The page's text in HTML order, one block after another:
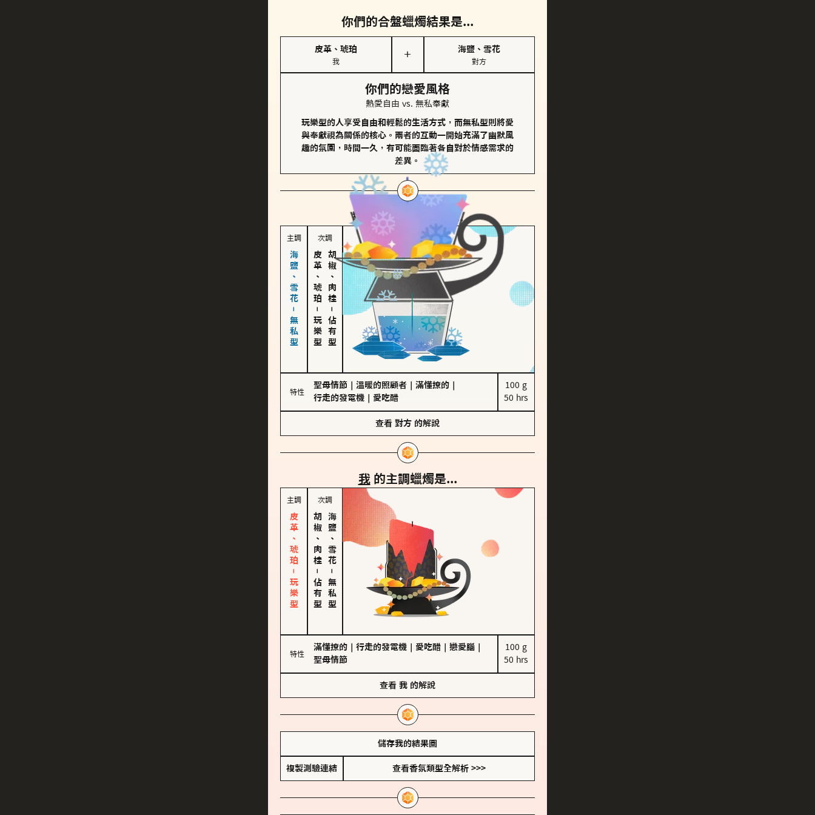
你們的合盤蠟燭結果是...
皮革、琥珀
我
＋
海鹽、雪花
對方
你們的戀愛風格
熱愛自由 vs. 無私奉獻
玩樂型的人享受自由和輕鬆的生活方式，而無私型則將愛
與奉獻視為關係的核心。兩者的互動一開始充滿了幽默風
趣的氛圍，時間一久，有可能面臨著各自對於情感需求的
差異。
對方的主調蠟燭是...
主調
海鹽、雪花－無私型
次調
皮革、琥珀
－
玩樂型
胡椒、肉桂
－
佔有型
特性
聖母情節 溫暖的照顧者 滿懂撩的
行走的發電機
愛吃醋
100 g
50 hrs
查看 對方 的解說
我 的主調蠟燭是...
主調
皮革、琥珀－玩樂型
次調
胡椒、肉桂
－
佔有型
海鹽、雪花
－
無私型
特性
滿懂撩的 行走的發電機 愛吃醋 戀愛腦
聖母情節
100 g
50 hrs
查看 我 的解說
儲存我的結果圖
複製測驗連結 查看香氛類型全解析 >>>